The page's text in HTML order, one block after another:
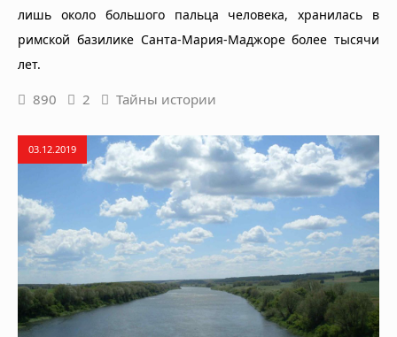
лишь около большого пальца человека, хранилась в
римской базилике Санта-Мария-Маджоре более тысячи
лет.
890 2 Тайны истории
03.12.2019